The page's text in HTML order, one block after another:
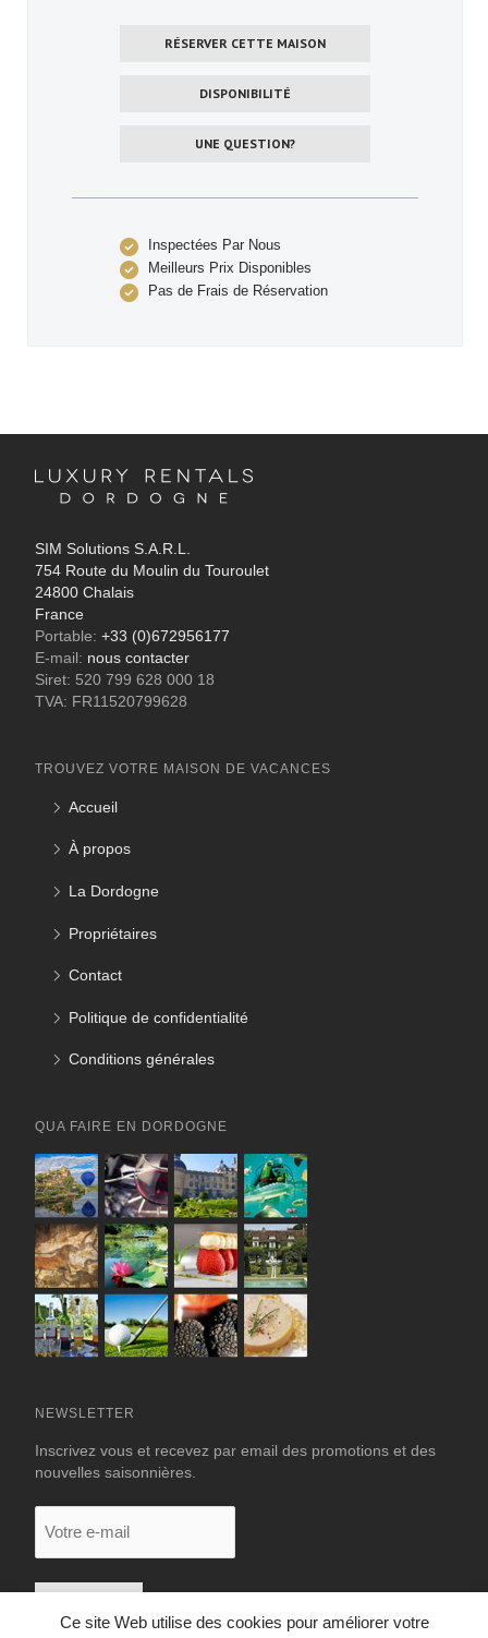
Ce site Web utilise des cookies pour améliorer votre
RÉSERVER CETTE MAISON
DISPONIBILITÉ
UNE QUESTION?
Inspectées Par Nous
Meilleurs Prix Disponibles
Pas de Frais de Réservation
SIM Solutions S.A.R.L.
754 Route du Moulin du Touroulet
24800 Chalais
France
Portable: +33 (0)672956177
E-mail: nous contacter
Siret: 520 799 628 000 18
TVA: FR11520799628
TROUVEZ VOTRE MAISON DE VACANCES
Accueil
À propos
La Dordogne
Propriétaires
Contact
Politique de confidentialité
Conditions générales
QUA FAIRE EN DORDOGNE
NEWSLETTER
Inscrivez vous et recevez par email des promotions et des
nouvelles saisonnières.